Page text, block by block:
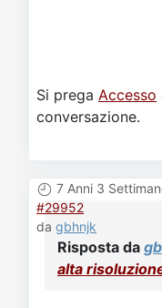
Si prega Accesso
conversazione.
7 Anni 3
#29952
da gbhnjk
Risposta da
alta